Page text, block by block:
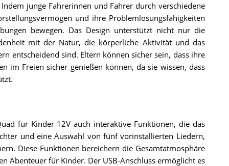
junge Fahrerinnen und Fahrer durch verschiedene
und ihre Problemlösungsfähigkeiten
bewegen. Das Design unterstützt nicht nur die
mit der Natur, die körperliche Aktivität und das
entscheidend sind. Eltern können sicher sein, dass ihre
im Freien sicher genießen können, da sie wissen, dass
für Kinder 12V auch interaktive Funktionen, die das
und eine Auswahl von fünf vorinstallierten Liedern,
Diese Funktionen bereichern die Gesamtatmosphäre
Abenteuer für Kinder. Der USB-Anschluss ermöglicht es